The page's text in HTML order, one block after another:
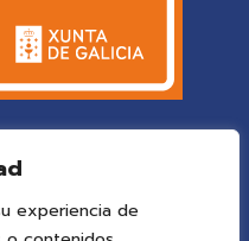
experiencia de